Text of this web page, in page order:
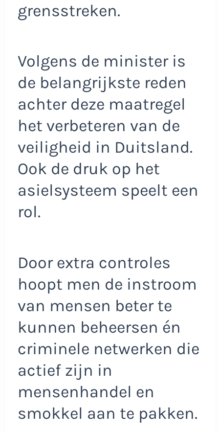
grensstreken.
Volgens de minister is
de belangrijkste reden
achter deze maatregel
het verbeteren van de
veiligheid in Duitsland.
Ook de druk op het
asielsysteem speelt een
rol.
Door extra controles
hoopt men de instroom
van mensen beter te
kunnen beheersen én
criminele netwerken die
actief zijn in
mensenhandel en
smokkel aan te pakken.